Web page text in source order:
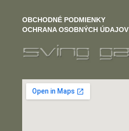
OBCHODNÉ PODMIENKY
OCHRANA OSOBNÝCH ÚDAJOV